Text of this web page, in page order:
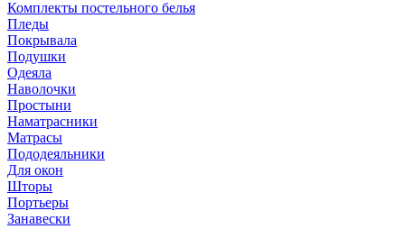
Комплекты постельного белья
Пледы
Покрывала
Подушки
Одеяла
Наволочки
Простыни
Наматрасники
Матрасы
Пододеяльники
Для окон
Шторы
Портьеры
Занавески